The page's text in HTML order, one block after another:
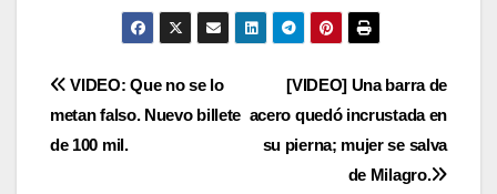
Navegación
de
[VIDEO] Una barra de
acero quedó incrustada en
su pierna; mujer se salva
de Milagro.
VIDEO: Que no se lo
metan falso. Nuevo billete
de 100 mil.